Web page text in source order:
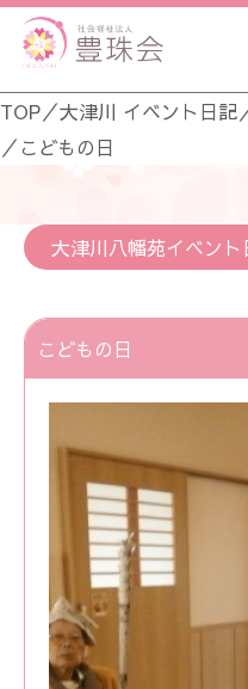
TOP／大津川 イベント日記
／ こどもの日
大津川八幡苑イベント
こどもの日